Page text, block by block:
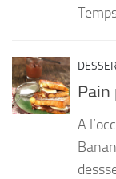
Pain
A